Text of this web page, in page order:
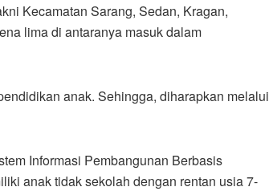
Kecamatan Sarang, Sedan, Kragan,
lima di antaranya masuk dalam
anak. Sehingga, diharapkan melalui
Informasi Pembangunan Berbasis
anak tidak sekolah dengan rentan usia 7-